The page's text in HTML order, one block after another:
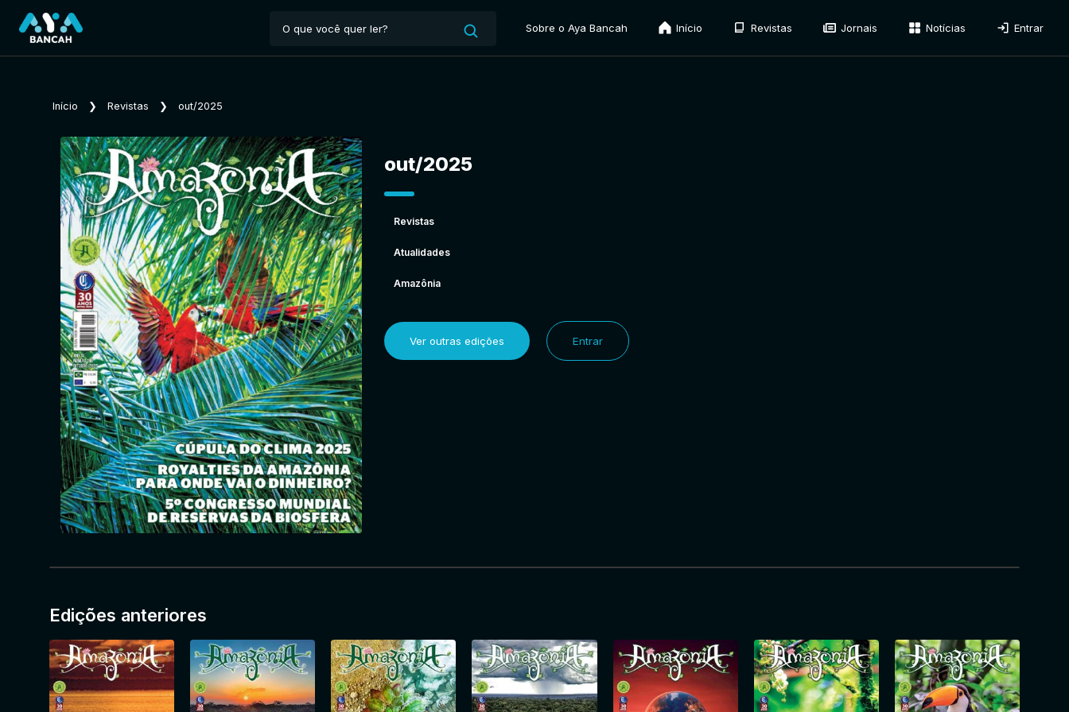
Sobre o Aya Bancah Início Revistas Jornais Notícias Entrar
Início ❯ Revistas ❯ out/2025
out/2025
Revistas
Atualidades
Amazônia
Ver outras edições Entrar
Edições anteriores